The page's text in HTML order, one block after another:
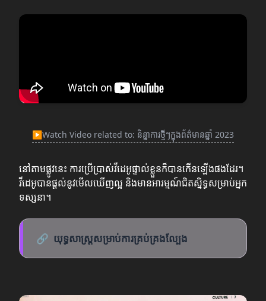
▶Watch Video related to: និន្នាការថ្មីៗក្នុងព័ត៌មានឆ្នាំ 2023
នៅតាមផ្លូវនេះ ការប្រើប្រាស់វីដេអូផ្ទាល់ខ្លួនក៏បានកើនឡើងផងដែរ។
វីដេអូបានផ្តល់នូវមើលឃើញល្អ និងមានអារម្មណ៍ជិតស្និទ្ធសម្រាប់អ្នក
ទស្សនា។
🔗 យុទ្ធសាស្ត្រសម្រាប់ការគ្រប់គ្រងល្បែង